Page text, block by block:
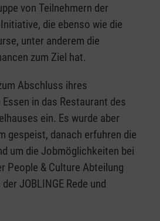
von Teilnehmern der
die ebenso wie die
unter anderem die
zum Ziel hat.
Abschluss ihres
in das Restaurant des
ein. Es wurde aber
gespeist, danach erfuhren die
um die Jobmöglichkeiten bei
People & Culture Abteilung
JOBLINGE Rede und